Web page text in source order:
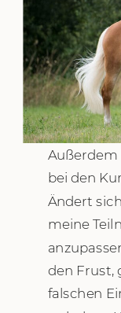
Außerdem
bei den
Ändert
meine
den Frust,
falschen